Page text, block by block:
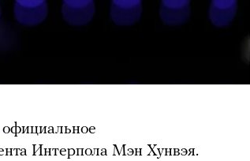
официальное
Интерпола Мэн Хунвэя.